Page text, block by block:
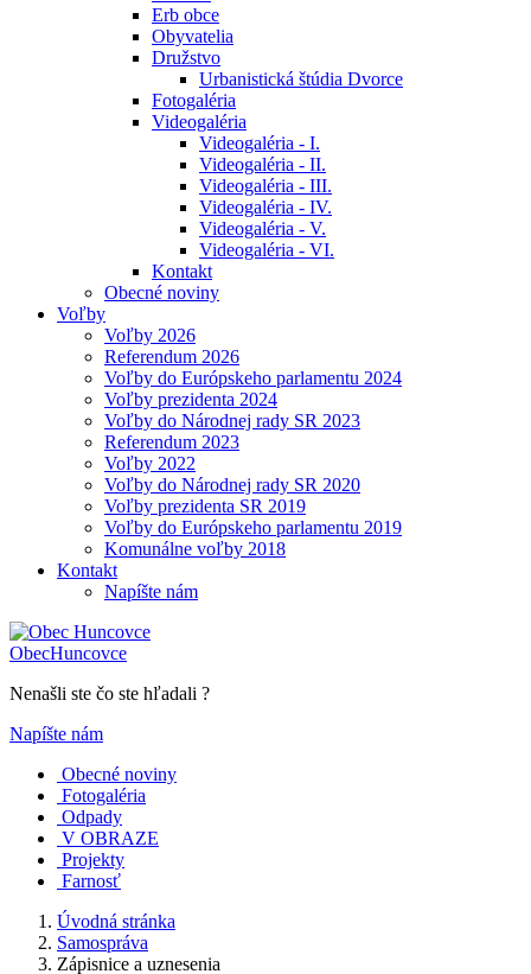
Erb obce
Obyvatelia
Družstvo
Urbanistická štúdia Dvorce
Fotogaléria
Videogaléria
Videogaléria - I.
Videogaléria - II.
Videogaléria - III.
Videogaléria - IV.
Videogaléria - V.
Videogaléria - VI.
Kontakt
Obecné noviny
Voľby
Voľby 2026
Referendum 2026
Voľby do Európskeho parlamentu 2024
Voľby prezidenta 2024
Voľby do Národnej rady SR 2023
Referendum 2023
Voľby 2022
Voľby do Národnej rady SR 2020
Voľby prezidenta SR 2019
Voľby do Európskeho parlamentu 2019
Komunálne voľby 2018
Kontakt
Napíšte nám
ObecHuncovce
Nenašli ste čo ste hľadali ?
Napíšte nám
Obecné noviny
Fotogaléria
Odpady
V OBRAZE
Projekty
Farnosť
Úvodná stránka
Samospráva
Zápisnice a uznesenia